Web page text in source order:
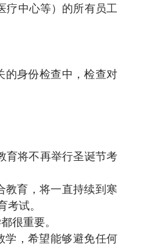
疗中心等）的所有员工
的身份检查中，检查对
育将不再举行圣诞节考
教育，将一直持续到寒
试。
很重要。
学，希望能够避免任何